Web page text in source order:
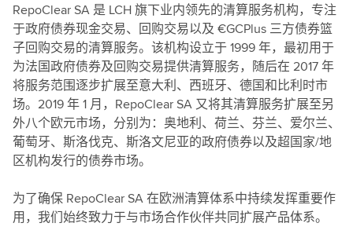
RepoClear SA 是 LCH 旗下业内领先的清算服务机构，专注
于政府债券现金交易、回购交易以及 €GCPlus 三方债券篮
子回购交易的清算服务。该机构设立于 1999 年，最初用于
为法国政府债券及回购交易提供清算服务，随后在 2017 年
将服务范围逐步扩展至意大利、西班牙、德国和比利时市
场。2019 年 1 月，RepoClear SA 又将其清算服务扩展至另
外八个欧元市场，分别为：奥地利、荷兰、芬兰、爱尔兰、
葡萄牙、斯洛伐克、斯洛文尼亚的政府债券以及超国家/地
区机构发行的债券市场。
为了确保 RepoClear SA 在欧洲清算体系中持续发挥重要作
用，我们始终致力于与市场合作伙伴共同扩展产品体系。